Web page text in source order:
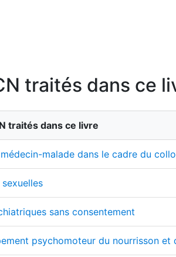
traités dans ce
traités dans ce livre
malade dans le cadre du
sans consentement
psychomoteur du nourrisson